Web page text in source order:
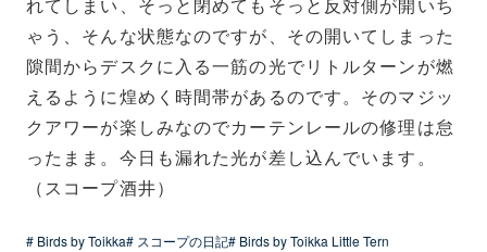
れてしまい、そっと閉めてもそっと反対側が開いち
ゃう、そんな状態なのですが、その開いてしまった
隙間からデスクに入る一筋の光でリトルターンが燃
えるように煌めく時間帯があるのです。そのマジッ
クアワーが楽しみなのでカーテンレールの修理は怠
ったまま。今日も漏れた光が差し込んでいます。
（スコープ酒井）
# Birds by Toikka# スコープの日記# Birds by Toikka Little Tern